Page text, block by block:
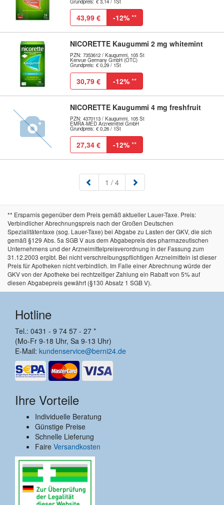
Grundpreis: € 3,14 / 1St
43,99 € -12% **
NICORETTE Kaugummi 2 mg whitemint
PZN: 7353612 / Kaugummi, 105 St
Kenvue Germany GmbH (OTC)
Grundpreis: € 0,29 / 1St
30,79 € -12% **
NICORETTE Kaugummi 4 mg freshfruit
PZN: 4370113 / Kaugummi, 105 St
EMRA-MED Arzneimittel GmbH
Grundpreis: € 0,26 / 1St
27,34 € -12% **
1 (aktuell)
/ 4
** Ersparnis gegenüber dem Preis gemäß aktueller Lauer-Taxe. Preis:
Verbindlicher Abrechnungspreis nach der Großen Deutschen
Spezialitätentaxe (sog. Lauer-Taxe) bei Abgabe zu Lasten der GKV, die sich
gemäß §129 Abs. 5a SGB V aus dem Abgabepreis des pharmazeutischen
Unternehmens und der Arzneimittelpreisverordnung in der Fassung zum
31.12.2003 ergibt. Bei nicht verschreibungspflichtigen Arzneimitteln ist dieser
Preis für Apotheken nicht verbindlich. Im Falle einer Abrechnung würde der
GKV von der Apotheke bei rechtzeitiger Zahlung ein Rabatt von 5% auf
diesen Abgabepreis gewährt (§130 Absatz 1 SGB V).
Hotline
Tel.: 0431 - 9 74 57 - 27 *
(Mo-Fr 9-18 Uhr, Sa 9-13 Uhr)
E-Mail: kundenservice@berni24.de
Ihre Vorteile
Individuelle Beratung
Günstige Preise
Schnelle Lieferung
Faire Versandkosten